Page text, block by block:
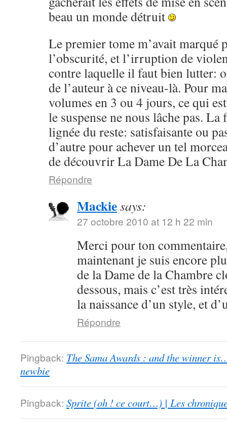
beau un monde détruit
Le premier tome m’avait marqué
l’obscurité, et l’irruption de
contre laquelle il faut bien lutter:
de l’auteur à ce niveau-là. Pour
volumes en 3 ou 4 jours, ce qui
le suspense ne nous lâche pas. La
lignée du reste: satisfaisante ou
d’autre pour achever un tel
de découvrir La Dame De La
Répondre
Mackiesays:
27 octobre 2010 at 12 h 22 min
Merci pour ton
maintenant je suis encore
de la Dame de la Chambre
dessous, mais c’est très
la naissance d’un style, et
Répondre
Pingback: The Sama Awards : and the winner
newbie
Pingback: Sprite (oh ! ce court…) | Les